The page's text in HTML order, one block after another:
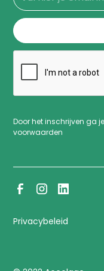
Door het inschrijven ga
voorwaarden
Privacybeleid